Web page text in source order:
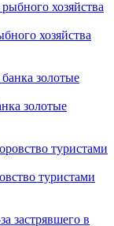
хозяйства
золотые
туристами